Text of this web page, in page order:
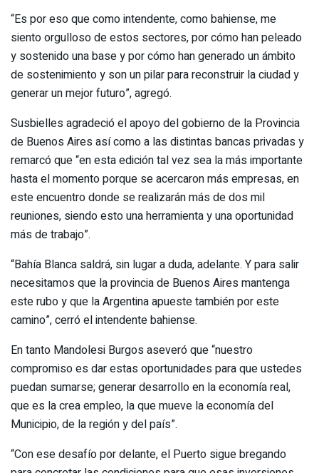
“Es por eso que como intendente, como bahiense, me
siento orgulloso de estos sectores, por cómo han peleado
y sostenido una base y por cómo han generado un ámbito
de sostenimiento y son un pilar para reconstruir la ciudad y
generar un mejor futuro”, agregó.
Susbielles agradeció el apoyo del gobierno de la Provincia
de Buenos Aires así como a las distintas bancas privadas y
remarcó que “en esta edición tal vez sea la más importante
hasta el momento porque se acercaron más empresas, en
este encuentro donde se realizarán más de dos mil
reuniones, siendo esto una herramienta y una oportunidad
más de trabajo”.
“Bahía Blanca saldrá, sin lugar a duda, adelante. Y para salir
necesitamos que la provincia de Buenos Aires mantenga
este rubo y que la Argentina apueste también por este
camino”, cerró el intendente bahiense.
En tanto Mandolesi Burgos aseveró que “nuestro
compromiso es dar estas oportunidades para que ustedes
puedan sumarse; generar desarrollo en la economía real,
que es la crea empleo, la que mueve la economía del
Municipio, de la región y del país”.
“Con ese desafío por delante, el Puerto sigue bregando